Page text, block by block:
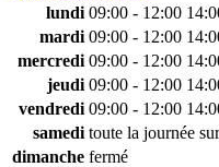
lundi 09:00 - 12:00
mardi 09:00 - 12:00
mercredi 09:00 - 12:00
jeudi 09:00 - 12:00
vendredi 09:00 - 12:00
samedi toute la journée
dimanche fermé